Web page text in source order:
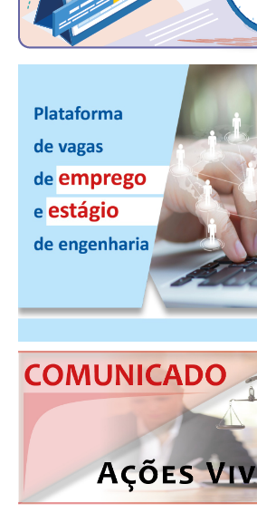
AGENDA
PUBLICAÇÕES
PUBLICIDADE
MANUAL DE REDAÇÃO
CONTATO
CADASTRO
ASSOCIE-SE
ATUALIZAÇÃO CADASTRAL
NÚCLEO JOVEM